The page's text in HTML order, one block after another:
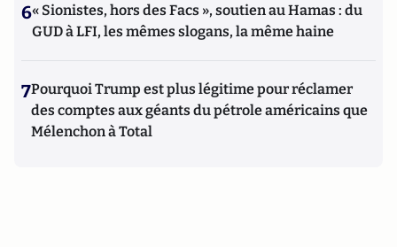
6« Sionistes, hors des Facs », soutien au Hamas : du
GUD à LFI, les mêmes slogans, la même haine
7Pourquoi Trump est plus légitime pour réclamer
des comptes aux géants du pétrole américains que
Mélenchon à Total